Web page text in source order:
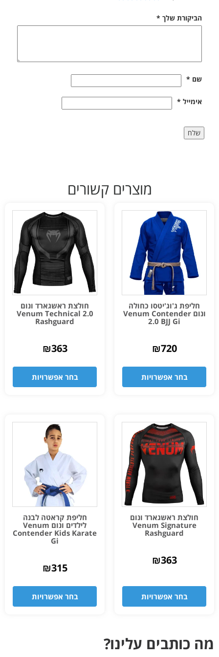
הביקורת שלך *
שם *
אימייל *
מוצרים קשורים
חליפת ג'וג'יטסו כחולה
ונום Venum Contender
2.0 BJJ Gi
₪720
בחר אפשרויות
חולצת ראשגארד ונום
Venum Technical 2.0
Rashguard
₪363
בחר אפשרויות
חולצת ראשגארד ונום
Venum Signature
Rashguard
₪363
בחר אפשרויות
חליפת קראטה לבנה
לילדים ונום Venum
Contender Kids Karate
Gi
₪315
בחר אפשרויות
מה כותבים עלינו?